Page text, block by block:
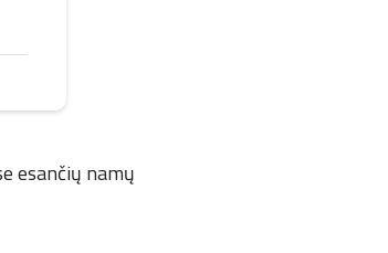
esančių namų